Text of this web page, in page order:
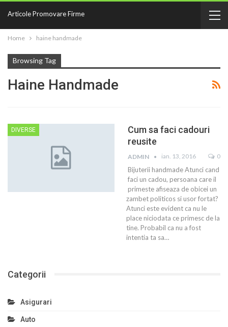
Articole Promovare Firme
Home haine handmade
Browsing Tag
Haine Handmade
DIVERSE
Cum sa faci cadouri
reusite
ADMIN ian. 13, 2016 0
Bijuterii handmade Atunci cand
faci un cadou, persoana care il
primeste afiseaza de obicei un
zambet politicos si usor fortat?
Atunci este evident ca nu le
place niciodata ce primesc de la
tine. Probabil ca nu a fost
intentia ta sa…
Categorii
Asigurari
Auto